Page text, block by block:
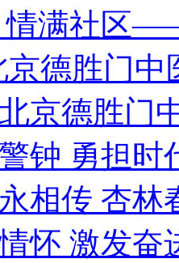
情满社区
德胜门中
北京德胜门
钟 勇担
相传 杏林
怀 激发奋